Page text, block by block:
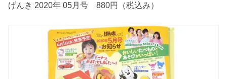
げんき 2020年 05月号 880円（税込み）